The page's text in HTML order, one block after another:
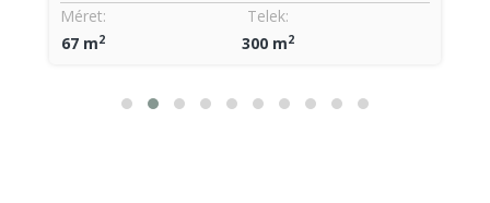
Méret:
67 m2
Telek:
300 m2